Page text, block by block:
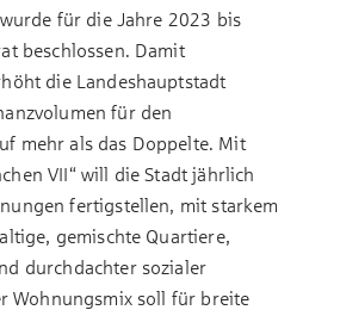
für die Jahre 2023 bis
beschlossen. Damit
die Landeshauptstadt
für den
mehr als das Doppelte. Mit
VII“ will die Stadt jährlich
fertigstellen, mit starkem
gemischte Quartiere,
durchdachter sozialer
Wohnungsmix soll für breite